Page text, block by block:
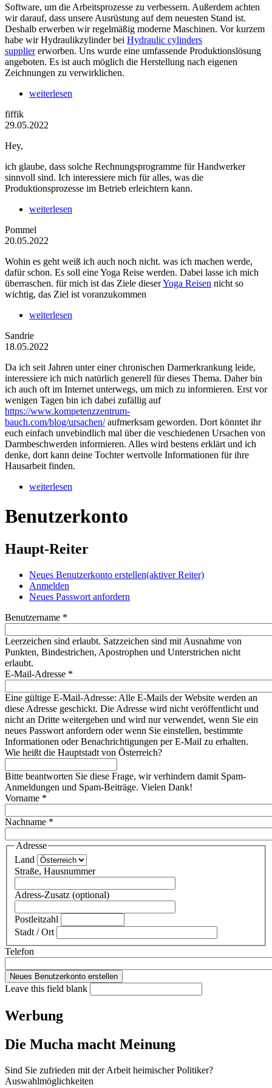
Software, um die Arbeitsprozesse zu verbessern. Außerdem achten
wir darauf, dass unsere Ausrüstung auf dem neuesten Stand ist.
Deshalb erwerben wir regelmäßig moderne Maschinen. Vor kurzem
habe wir Hydraulikzylinder bei Hydraulic cylinders
suppliererworben. Uns wurde eine umfassende Produktionslösung
angeboten. Es ist auch möglich die Herstellung nach eigenen
Zeichnungen zu verwirklichen.
weiterlesen
fiffik
29.05.2022
Hey,
ich glaube, dass solche Rechnungsprogramme für Handwerker
sinnvoll sind. Ich interessiere mich für alles, was die
Produktionsprozesse im Betrieb erleichtern kann.
weiterlesen
Pommel
20.05.2022
Wohin es geht weiß ich auch noch nicht. was ich machen werde,
dafür schon. Es soll eine Yoga Reise werden. Dabei lasse ich mich
überraschen. für mich ist das Ziele dieserYoga Reisen nicht so
wichtig, das Ziel ist voranzukommen
weiterlesen
Sandrie
18.05.2022
Da ich seit Jahren unter einer chronischen Darmerkrankung leide,
interessiere ich mich natürlich generell für dieses Thema. Daher bin
ich auch oft im Internet unterwegs, um mich zu informieren. Erst vor
wenigen Tagen bin ich dabei zufällig auf
https://www.kompetenzzentrum-
bauch.com/blog/ursachen/aufmerksam geworden. Dort könntet ihr
euch einfach unvebindlich mal über die veschiedenen Ursachen von
Darmbeschwerden informieren. Alles wird bestens erklärt und ich
denke, dort kann deine Tochter wertvolle Informationen für ihre
Hausarbeit finden.
weiterlesen
Benutzerkonto
Haupt-Reiter
Neues Benutzerkonto erstellen(aktiver Reiter)
Anmelden
Neues Passwort anfordern
Benutzername *
Leerzeichen sind erlaubt. Satzzeichen sind mit Ausnahme von
Punkten, Bindestrichen, Apostrophen und Unterstrichen nicht
erlaubt.
E-Mail-Adresse *
Eine gültige E-Mail-Adresse: Alle E-Mails der Website werden an
diese Adresse geschickt. Die Adresse wird nicht veröffentlicht und
nicht an Dritte weitergeben und wird nur verwendet, wenn Sie ein
neues Passwort anfordern oder wenn Sie einstellen, bestimmte
Informationen oder Benachrichtigungen per E-Mail zu erhalten.
Wie heißt die Hauptstadt von Österreich?
Bitte beantworten Sie diese Frage, wir verhindern damit Spam-
Anmeldungen und Spam-Beiträge. Vielen Dank!
Vorname *
Nachname *
Adresse
Land
Straße, Hausnummer
Adress-Zusatz (optional)
Postleitzahl
Stadt / Ort
Telefon
Leave this field blank
Werbung
Die Mucha macht Meinung
Sind Sie zufrieden mit der Arbeit heimischer Politiker?
Auswahlmöglichkeiten